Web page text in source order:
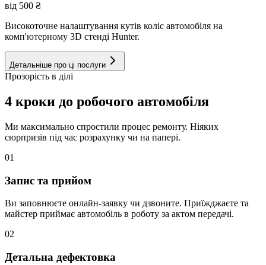
від 500 ₴
Високоточне налаштування кутів коліс автомобіля на
комп'ютерному 3D стенді Hunter.
Детальніше про ці послуги
Прозорість в ділі
4 кроки до робочого автомобіля
Ми максимально спростили процес ремонту. Ніяких
сюрпризів під час розрахунку чи на папері.
01
Запис та прийом
Ви заповнюєте онлайн-заявку чи дзвоните. Приїжджаєте та
майстер приймає автомобіль в роботу за актом передачі.
02
Детальна дефектовка